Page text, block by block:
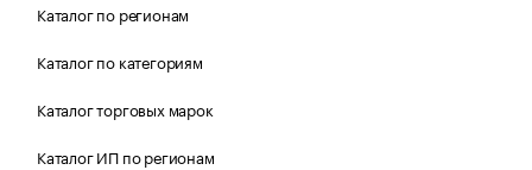
Каталог по регионам
Каталог по категориям
Каталог торговых марок
Каталог ИП по регионам